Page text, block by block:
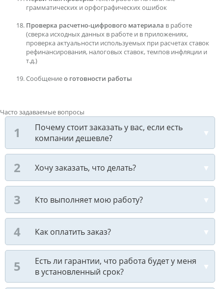
грамматических и орфографических ошибок
Проверка расчетно-цифрового материала в работе
(сверка исходных данных в работе и в приложениях,
проверка актуальности используемых при расчетах ставок
рефинансирования, налоговых ставок, темпов инфляции и
т.д.)
Сообщениео готовности работы
Часто задаваемые вопросы
Почему стоит заказать у вас, если есть
компании дешевле?
Хочу заказать, что делать?
Кто выполняет мою работу?
Как оплатить заказ?
Есть ли гарантии, что работа будет у меня
в установленный срок?